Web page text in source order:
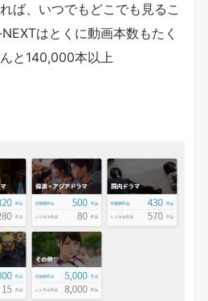
ば、いつでもどこでも見るこ
はとくに動画本数もたく
と 140,000本以上